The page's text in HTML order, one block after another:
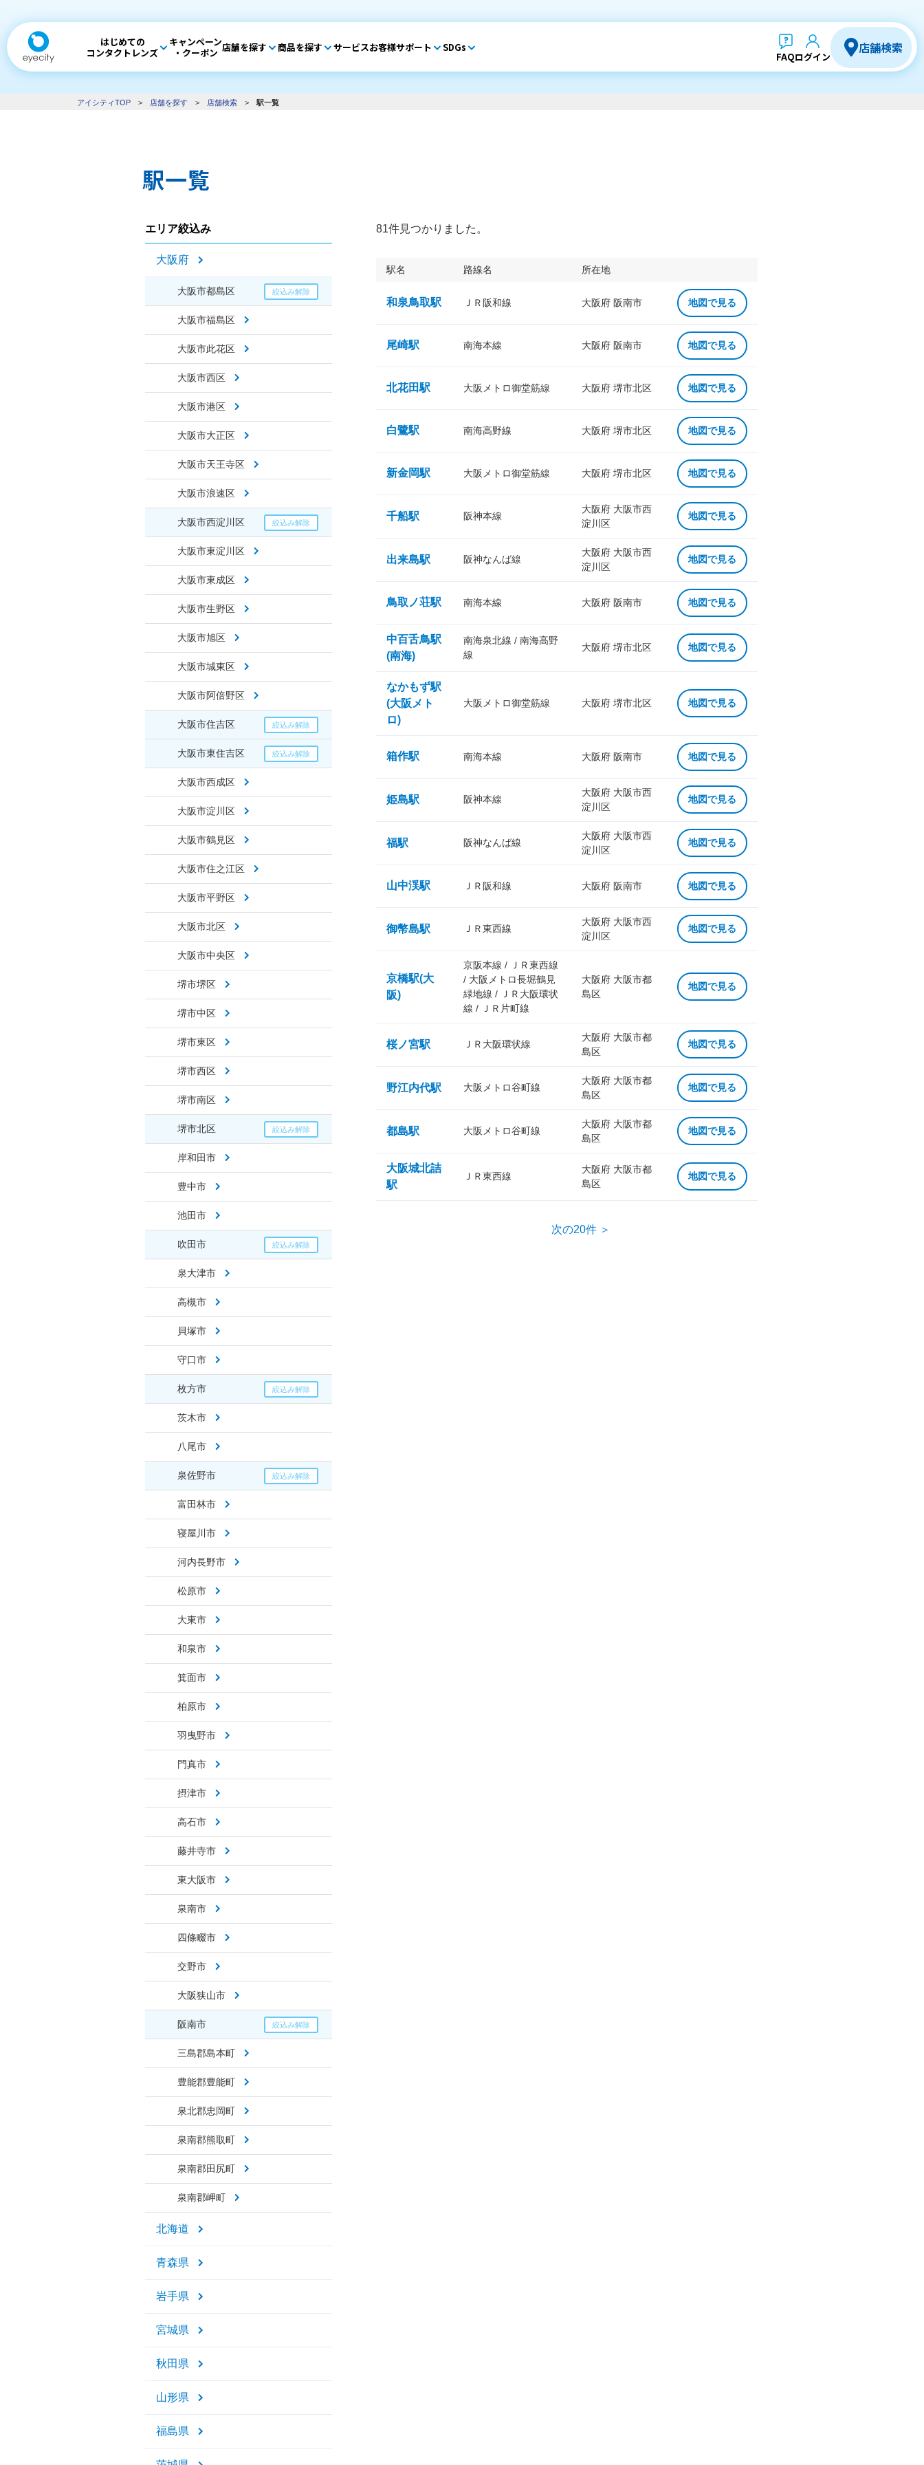
はじめての
コンタクトレンズ
キャンペーン
・クーポン 店舗を探す 商品を探す サービスお客様サポート SDGs
FAQログイン
店舗検索
アイシティTOP > 店舗を探す > 店舗検索 > 駅一覧
駅一覧
エリア絞込み
大阪府
大阪市都島区
大阪市福島区
大阪市此花区
大阪市西区
大阪市港区
大阪市大正区
大阪市天王寺区
大阪市浪速区
大阪市西淀川区
大阪市東淀川区
大阪市東成区
大阪市生野区
大阪市旭区
大阪市城東区
大阪市阿倍野区
大阪市住吉区
大阪市東住吉区
大阪市西成区
大阪市淀川区
大阪市鶴見区
大阪市住之江区
大阪市平野区
大阪市北区
大阪市中央区
堺市堺区
堺市中区
堺市東区
堺市西区
堺市南区
堺市北区
岸和田市
豊中市
池田市
吹田市
泉大津市
高槻市
貝塚市
守口市
枚方市
茨木市
八尾市
泉佐野市
富田林市
寝屋川市
河内長野市
松原市
大東市
和泉市
箕面市
柏原市
羽曳野市
門真市
摂津市
高石市
藤井寺市
東大阪市
泉南市
四條畷市
交野市
大阪狭山市
阪南市
三島郡島本町
豊能郡豊能町
泉北郡忠岡町
泉南郡熊取町
泉南郡田尻町
泉南郡岬町
北海道
青森県
岩手県
宮城県
秋田県
山形県
福島県
81件見つかりました。
駅名 路線名 所在地
和泉鳥取駅 ＪＲ阪和線 大阪府 阪南市 地図で見る
尾崎駅 南海本線 大阪府 阪南市 地図で見る
北花田駅 大阪メトロ御堂筋線 大阪府 堺市北区 地図で見る
白鷺駅 南海高野線 大阪府 堺市北区 地図で見る
新金岡駅 大阪メトロ御堂筋線 大阪府 堺市北区 地図で見る
千船駅 阪神本線
大阪府 大阪市西
淀川区
地図で見る
出来島駅 阪神なんば線
大阪府 大阪市西
淀川区
地図で見る
鳥取ノ荘駅 南海本線 大阪府 阪南市 地図で見る
中百舌鳥駅
(南海)
南海泉北線 / 南海高野
線
大阪府 堺市北区 地図で見る
なかもず駅
(大阪メト
ロ)
大阪メトロ御堂筋線 大阪府 堺市北区 地図で見る
箱作駅 南海本線 大阪府 阪南市 地図で見る
姫島駅 阪神本線
大阪府 大阪市西
淀川区
地図で見る
福駅 阪神なんば線
大阪府 大阪市西
淀川区
地図で見る
山中渓駅 ＪＲ阪和線 大阪府 阪南市 地図で見る
御幣島駅 ＪＲ東西線
大阪府 大阪市西
淀川区
地図で見る
京橋駅(大
阪)
京阪本線 / ＪＲ東西線
/ 大阪メトロ長堀鶴見
緑地線 / ＪＲ大阪環状
線 / ＪＲ片町線
大阪府 大阪市都
島区
地図で見る
桜ノ宮駅 ＪＲ大阪環状線
大阪府 大阪市都
島区
地図で見る
野江内代駅 大阪メトロ谷町線
大阪府 大阪市都
島区
地図で見る
都島駅 大阪メトロ谷町線
大阪府 大阪市都
島区
地図で見る
大阪城北詰
駅
ＪＲ東西線
大阪府 大阪市都
島区
地図で見る
次の20件 ＞